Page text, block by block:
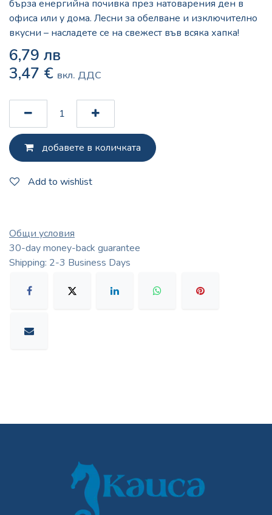
бърза енергийна почивка през натоварения ден в
офиса или у дома. Лесни за обелване и изключително
вкусни – насладете се на свежест във всяка хапка!
6,79 лв
3,47 € вкл. ДДС
добавете в количката
Add to wishlist
Общи условия
30-day money-back guarantee
Shipping: 2-3 Business Days